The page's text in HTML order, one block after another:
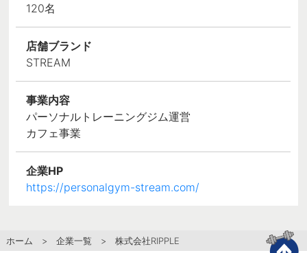
120名
店舗ブランド
STREAM
事業内容
パーソナルトレーニングジム運営
カフェ事業
企業HP
https://personalgym-stream.com/
ホーム > 企業一覧 > 株式会社RIPPLE